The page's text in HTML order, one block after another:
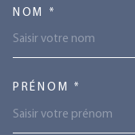
NOM *
PRÉNOM *